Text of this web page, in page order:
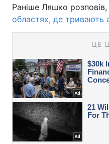
Раніше Ляшко розповів,
областях, де тривають